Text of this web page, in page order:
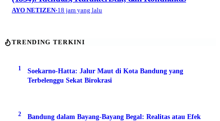
AYO NETIZEN·18 jam yang lalu
TRENDING TERKINI
1
Soekarno-Hatta: Jalur Maut di Kota Bandung yang
Terbelenggu Sekat Birokrasi
2
Bandung dalam Bayang-Bayang Begal: Realitas atau Efek